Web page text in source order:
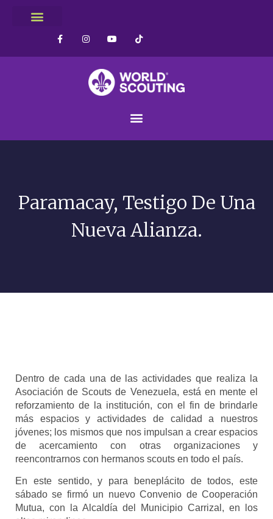
Paramacay, Testigo De Una
Nueva Alianza.
Dentro de cada una de las actividades que realiza la
Asociación de Scouts de Venezuela, está en mente el
reforzamiento de la institución, con el fin de brindarle
más espacios y actividades de calidad a nuestros
jóvenes; los mismos que nos impulsan a crear espacios
de acercamiento con otras organizaciones y
reencontrarnos con hermanos scouts en todo el país.
En este sentido, y para beneplácito de todos, este
sábado se firmó un nuevo Convenio de Cooperación
Mutua, con la Alcaldía del Municipio Carrizal, en los